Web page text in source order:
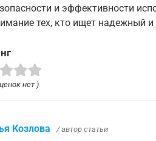
и эффективности
тех, кто ищет надежный
нет )
Козлова / автор статьи